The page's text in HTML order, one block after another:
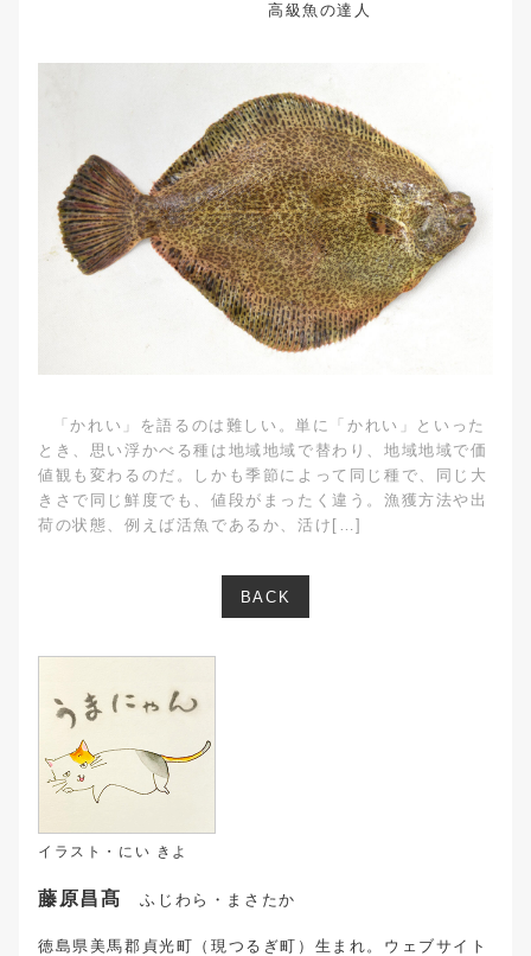
高級魚の達人
「かれい」を語るのは難しい。単に「かれい」といった
とき、思い浮かべる種は地域地域で替わり、地域地域で価
値観も変わるのだ。しかも季節によって同じ種で、同じ大
きさで同じ鮮度でも、値段がまったく違う。漁獲方法や出
荷の状態、例えば活魚であるか、活け[…]
BACK
イラスト・にい きよ
藤原昌髙 ふじわら・まさたか
徳島県美馬郡貞光町（現つるぎ町）生まれ。ウェブサイト